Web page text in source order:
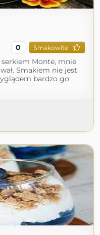
0 Smakowite
Monte, mnie
Smakiem nie jest
bardzo go